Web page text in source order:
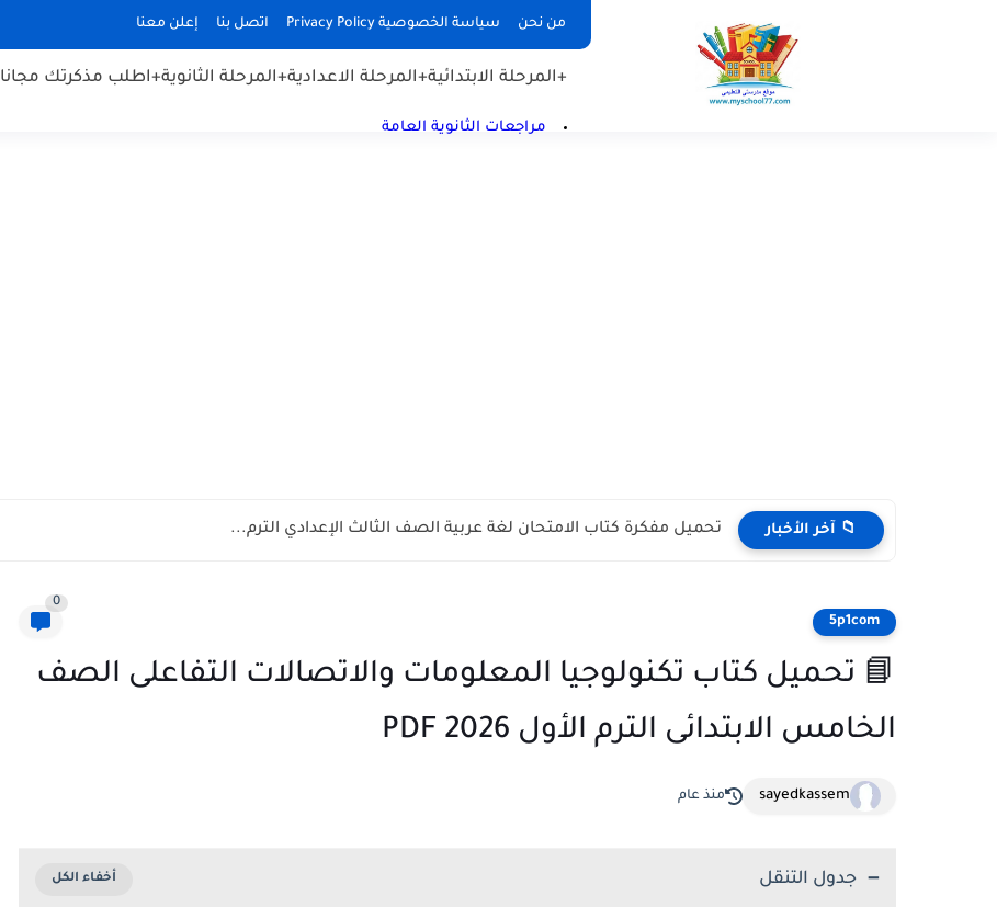
من نحن سياسة الخصوصية Privacy Policy اتصل بنا إعلن معنا
+المرحلة الابتدائية+المرحلة الاعدادية+المرحلة الثانوية+اطلب مذكرتك مجانا
مراجعات الثانوية العامة
📁 آخر الأخبار تحميل مفكرة كتاب الامتحان لغة عربية الصف الثالث الإعدادي الترم...
5p1com
0
📘 تحميل كتاب تكنولوجيا المعلومات والاتصالات التفاعلى الصف
الخامس الابتدائى الترم الأول 2026 PDF
sayedkassem منذ عام
جدول التنقل